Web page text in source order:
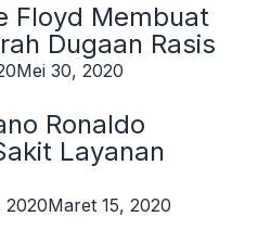
Floyd Membuat
Dugaan Rasis
Mei 30, 2020
Ronaldo
Layanan
2020Maret 15, 2020